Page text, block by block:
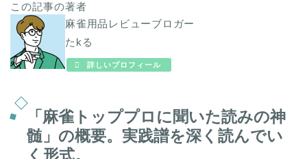
この記事の著者
麻雀用品レビューブロガー
たkる
詳しいプロフィール
「麻雀トッププロに聞いた読みの神
髄」の概要。実践譜を深く読んでい
く形式。